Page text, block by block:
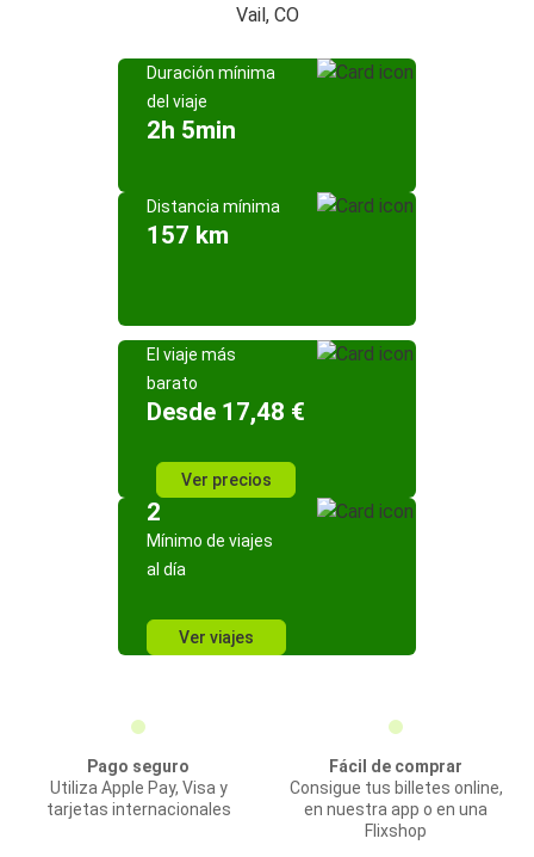
Vail, CO
Duración mínima
del viaje
2h 5min
Distancia mínima
157 km
El viaje más
barato
Desde 17,48 €
Ver precios
2
Mínimo de viajes
al día
Ver viajes
Pago seguro
Utiliza Apple Pay, Visa y
tarjetas internacionales
Fácil de comprar
Consigue tus billetes online,
en nuestra app o en una
Flixshop